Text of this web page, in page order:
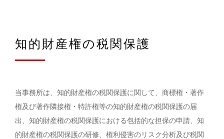
知的財産権の税関保護
当事務所は、知的財産権の税関保護に関して、商標権・著作
権及び著作隣接権・特許権等の知的財産権の税関保護の届
出、知的財産権の税関保護における包括的な担保の申請、知
的財産権の税関保護の研修、権利侵害のリスク分析及び税関